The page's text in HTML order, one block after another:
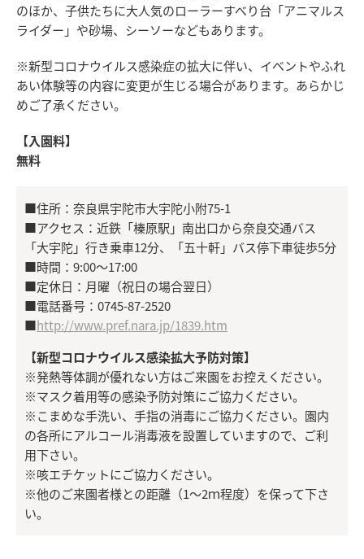
のほか、子供たちに大人気のローラーすべり台「アニマルス
ライダー」や砂場、シーソーなどもあります。
※新型コロナウイルス感染症の拡大に伴い、イベントやふれ
あい体験等の内容に変更が生じる場合があります。あらかじ
めご了承ください。
【入園料】
無料
■住所：奈良県宇陀市大宇陀小附75-1
■アクセス：近鉄「榛原駅」南出口から奈良交通バス
「大宇陀」行き乗車12分、「五十軒」バス停下車徒歩5分
■時間：9:00〜17:00
■定休日：月曜（祝日の場合翌日）
■電話番号：0745-87-2520
■http://www.pref.nara.jp/1839.htm
【新型コロナウイルス感染拡大予防対策】
※発熱等体調が優れない方はご来園をお控えください。
※マスク着用等の感染予防対策にご協力ください。
※こまめな手洗い、手指の消毒にご協力ください。園内
の各所にアルコール消毒液を設置していますので、ご利
用下さい。
※咳エチケットにご協力ください。
※他のご来園者様との距離（1～2ｍ程度）を保って下さ
い。